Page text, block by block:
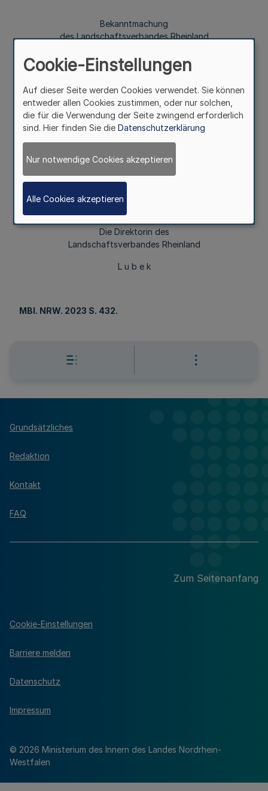
Bekanntmachung
des Landschaftsverbandes Rheinland
Vom 3. April 2023
Die Vertretungsbefugnisse für die LVR-Kliniken des
Landschaftsverbandes Rheinland ab 15. März 2023 sind
im Internet unter www.bekanntmachungen.lvr.de
öffentlich bekannt gemacht worden.
Die Direktorin des
Landschaftsverbandes Rheinland
L u b e k
MBl. NRW. 2023 S. 432.
Grundsätzliches
Redaktion
Kontakt
FAQ
Zum Seitenanfang
© 2026 Ministerium des Innern des Landes Nordrhein-
Westfalen
Cookie-Einstellungen
Barriere melden
Datenschutz
Impressum
Cookie-Einstellungen
Auf dieser Seite werden Cookies verwendet. Sie können
entweder allen Cookies zustimmen, oder nur solchen,
die für die Verwendung der Seite zwingend erforderlich
sind. Hier finden Sie die Datenschutzerklärung
Nur notwendige Cookies akzeptieren
Alle Cookies akzeptieren